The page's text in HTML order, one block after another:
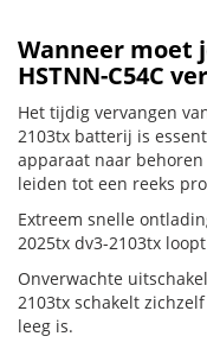
Wanneer moet
HSTNN-C54C
Het tijdig vervangen
2103tx batterij is
apparaat naar
leiden tot een reeks
Extreem snelle
2025tx dv3-2103tx
Onverwachte
2103tx schakelt
leeg is.